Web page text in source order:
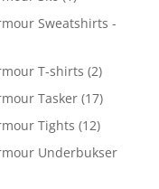
Sweatshirts -
T-shirts (2)
Tasker (17)
Tights (12)
Underbukser